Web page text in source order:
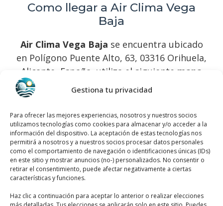
Gestiona tu privacidad
Para ofrecer las mejores experiencias, nosotros y nuestros socios
utilizamos tecnologías como cookies para almacenar y/o acceder a la
información del dispositivo. La aceptación de estas tecnologías nos
permitirá a nosotros y a nuestros socios procesar datos personales
como el comportamiento de navegación o identificaciones únicas (IDs)
en este sitio y mostrar anuncios (no-) personalizados. No consentir o
retirar el consentimiento, puede afectar negativamente a ciertas
características y funciones.
Haz clic a continuación para aceptar lo anterior o realizar elecciones
Como llegar a Air Clima Vega
Baja
Air Clima Vega Baja se encuentra ubicado
en Polígono Puente Alto, 63, 03316 Orihuela,
Alicante, España, utiliza el siguiente mapa
para llegar fácilmente
Haz clic para aceptar márketing cookies y
habilitar este contenido